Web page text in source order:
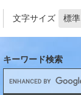
文字サイズ 標準
キーワード検索